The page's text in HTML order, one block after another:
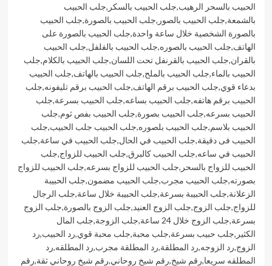
الحبيب بالسحر الرهيب,جلب الحبيب بالسكر ,جلب الحبيب
بالشمعة,جلب الحبيب بالصور ,جلب الحبيب بالصورة,جلب الحبيب
بالصورة الشخصية خلال ساعة واحدة,جلب الحبيب بالصورة على
الهاتف,جلب الحبيب بالصوره,جلب الحبيب بالفلفل,جلب الحبيب
بالقران,جلب الحبيب بالقرنفل تحت اللسان,جلب الحبيب بالكلام,جلب
الحبيب بالماء,جلب الحبيب بالملح,جلب الحبيب بالهاتف,جلب الحبيب
بدعاء قوي,جلب الحبيب برقم الهاتف,جلب الحبيب برقم تليفونه,جلب
الحبيب برقم هاتفه,جلب الحبيب بساعه,جلب الحبيب بسرعة,جلب
الحبيب بسرعه,جلب الحبيب بصورة,جلب الحبيب بفص ثوم,جلب
الحبيب بلاسم,جلب الحبيب بلصوره,جلب الحبيب جلب الحبيب,جلب
الحبيب فى دقيقة,جلب الحبيب في الحال,جلب الحبيب في ساعة,جلب
الحبيب في ساعه,جلب الحبيب كالبرق,جلب الحبيب للزواج,جلب
الحبيب للزواج بالسحر ,جلب الحبيب للزواج بسرعه,جلب الحبيب للزواج
بصورته,جلب الحبيب مجرب,جلب الحبيب مضمون,جلب الحبيبة
الزعلانة,جلب الحبيبة بسرعة,جلب الحبيبة خلال ساعة,جلب الرجال
للزواج,جلب الزوج,جلب الزوج العنيد,جلب الزوج بالصورة,جلب الزوج
بسرعة,جلب الزوج خلال 24 ساعة ,جلب الزوجة,جلب المال
الكثير ,جلب حبيب بسرعة,جلب محبة,جلب محبة قوي,رد الحبيب,رد
الزوج,رد الزوجه,رد المطلقة,رد المطلقة مجرب,رد المطلقه,رد
المطلقه سريعا,رقم شيخ,رقم شيخ روحاني,رقم شيخ روحاني ثقة,رقم